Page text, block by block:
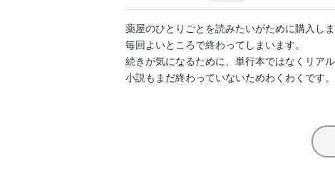
薬屋のひとりごとを読みたいがために購入しま
毎回よいところで終わってしまいます。
続きが気になるために、単行本ではなくリア
小説もまだ終わっていないためわくわくです。